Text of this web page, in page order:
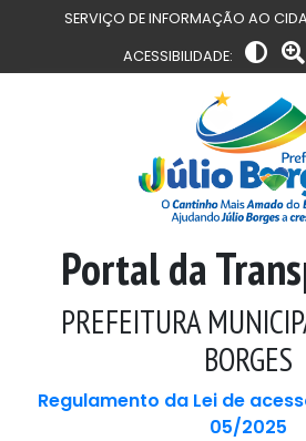
SERVIÇO DE INFORMAÇÃO AO
ACESSIBILIDADE:
Portal da
PREFEITURA
BORGES
Regulamento da Lei de
05/2025